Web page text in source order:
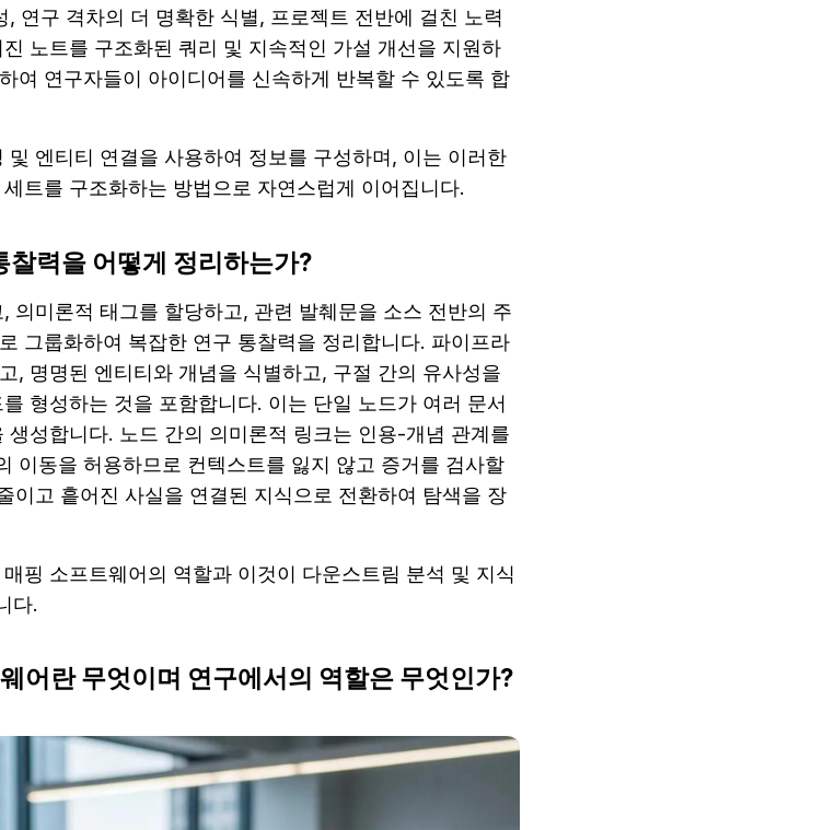
연구 격차의 더 명확한 식별, 프로젝트 전반에 걸친 노력
노트를 구조화된 쿼리 및 지속적인 가설 개선을 지원하
여 연구자들이 아이디어를 신속하게 반복할 수 있도록 합
엔티티 연결을 사용하여 정보를 구성하며, 이는 이러한
트를 구조화하는 방법으로 자연스럽게 이어집니다.
찰력을 어떻게 정리하는가?
의미론적 태그를 할당하고, 관련 발췌문을 소스 전반의 주
그룹화하여 복잡한 연구 통찰력을 정리합니다. 파이프라
, 명명된 엔티티와 개념을 식별하고, 구절 간의 유사성을
형성하는 것을 포함합니다. 이는 단일 노드가 여러 문서
성합니다. 노드 간의 의미론적 링크는 인용-개념 관계를
이동을 허용하므로 컨텍스트를 잃지 않고 증거를 검사할
이고 흩어진 사실을 연결된 지식으로 전환하여 탐색을 장
핑 소프트웨어의 역할과 이것이 다운스트림 분석 및 지식
다.
어란 무엇이며 연구에서의 역할은 무엇인가?